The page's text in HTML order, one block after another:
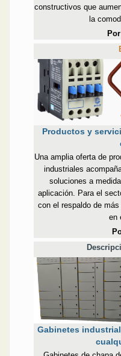
constructivos que
la
Por
Productos y
Una amplia oferta de
industriales
soluciones a
aplicación. Para el
con el respaldo de
en
Gabinetes